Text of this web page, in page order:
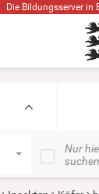
Die Bildungsserver in
Nur
suchen